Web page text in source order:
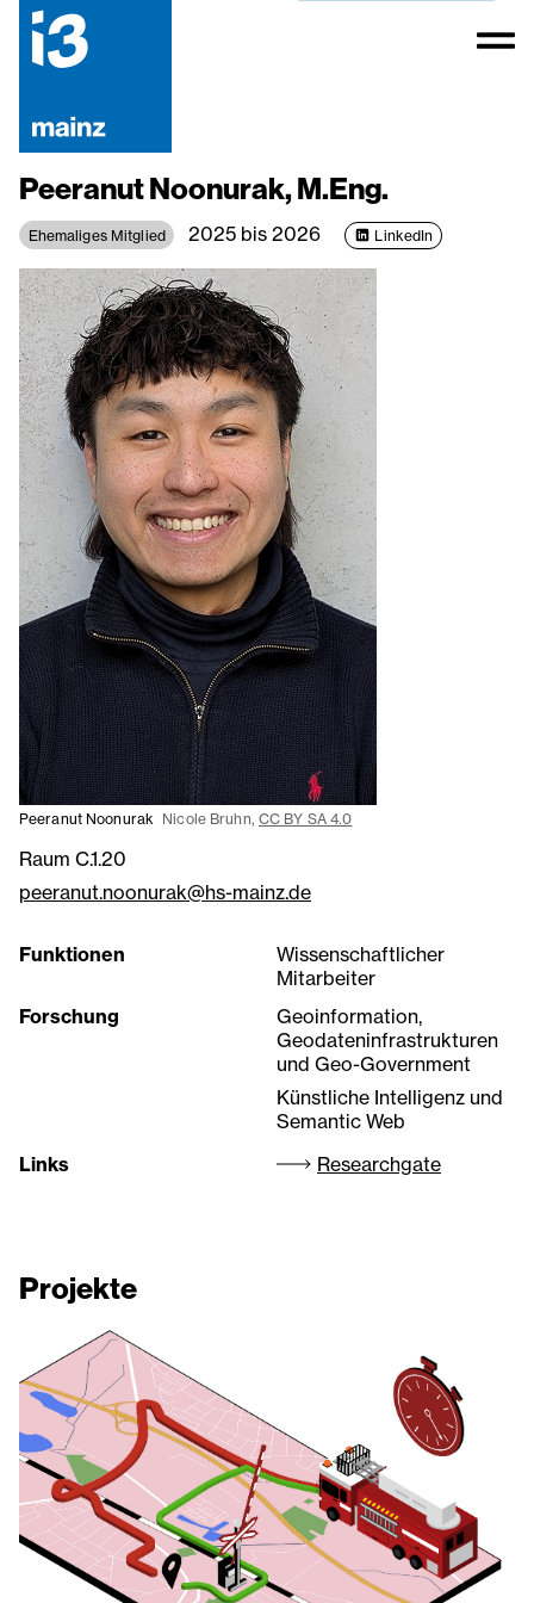
Peeranut Noonurak, M.Eng.
Ehemaliges Mitglied 2025 bis 2026 LinkedIn
Peeranut Noonurak Nicole Bruhn, CC BY SA 4.0
Raum C.1.20
peeranut.noonurak@hs-mainz.de
Funktionen
Wissenschaftlicher
Mitarbeiter
Forschung
Geoinformation,
Geodateninfrastrukturen
und Geo-Government
Künstliche Intelligenz und
Semantic Web
Links
Researchgate
Projekte